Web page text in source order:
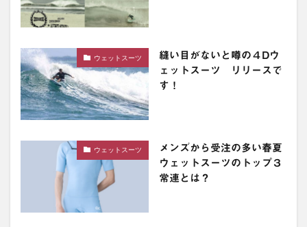
ウェットスーツ
縫い目がないと噂の４Dウ
ェットスーツ リリースで
す！
ウェットスーツ
メンズから受注の多い春夏
ウェットスーツのトップ３
常連とは？